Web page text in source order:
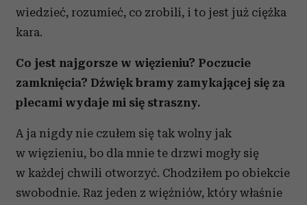
wiedzieć, rozumieć, co zrobili, i to jest już ciężka
kara.
Co jest najgorsze w więzieniu? Poczucie
zamknięcia? Dźwięk bramy zamykającej się za
plecami wydaje mi się straszny.
A ja nigdy nie czułem się tak wolny jak
w więzieniu, bo dla mnie te drzwi mogły się
w każdej chwili otworzyć. Chodziłem po obiekcie
swobodnie. Raz jeden z więźniów, który właśnie